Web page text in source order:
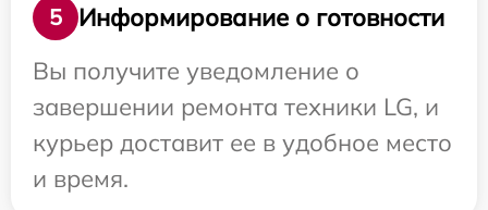
5
Информирование о готовности
Вы получите уведомление о
завершении ремонта техники LG, и
курьер доставит ее в удобное место
и время.